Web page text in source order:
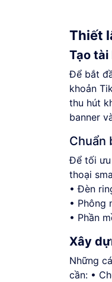
Thiết
Tạo
Để bắt
khoản
thu hút
banner
Chuẩn
Để tối ưu
thoại
• Đèn
• Phông
• Phần
Xây
Những
cần: •